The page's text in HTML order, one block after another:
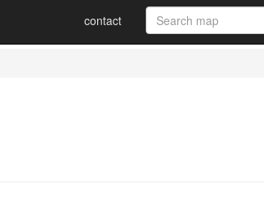
contact